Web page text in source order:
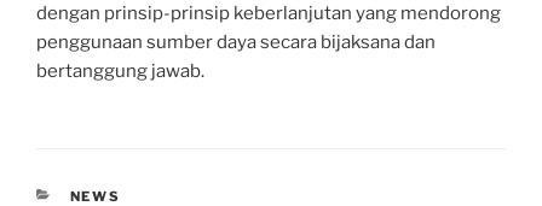
dengan prinsip-prinsip keberlanjutan yang mendorong
penggunaan sumber daya secara bijaksana dan
bertanggung jawab.
CATEGORIES
NEWS